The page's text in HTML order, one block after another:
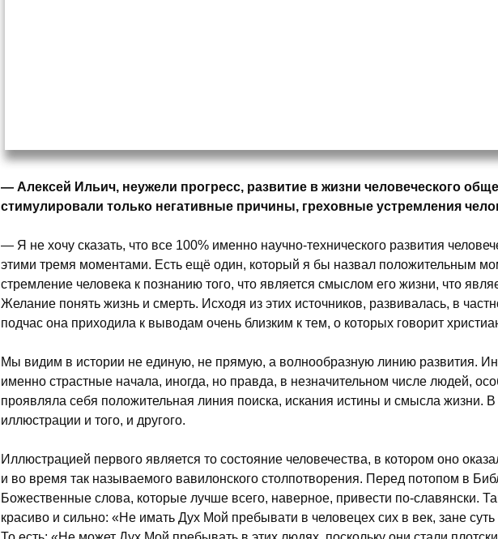
— Алексей Ильич, неужели прогресс, развитие в жизни человеческого
стимулировали только негативные причины, греховные устремления
— Я не хочу сказать, что все 100% именно научно-технического развития
этими тремя моментами. Есть ещё один, который я бы назвал положительным
стремление человека к познанию того, что является смыслом его жизни, что
Желание понять жизнь и смерть. Исходя из этих источников, развивалась, в
подчас она приходила к выводам очень близким к тем, о которых говорит
Мы видим в истории не единую, не прямую, а волнообразную линию развития.
именно страстные начала, иногда, но правда, в незначительном числе людей,
проявляла себя положительная линия поиска, искания истины и смысла жизни. В
иллюстрации и того, и другого.
Иллюстрацией первого является то состояние человечества, в котором оно
и во время так называемого вавилонского столпотворения. Перед потопом в
Божественные слова, которые лучше всего, наверное, привести по-славянски.
красиво и сильно: «Не имать Дух Мой пребывати в человецех сих в век, зане суть